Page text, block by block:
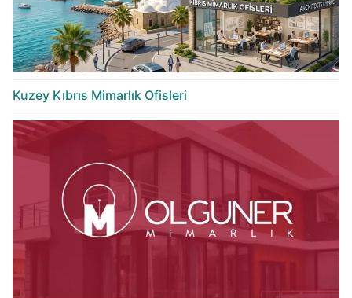
Kuzey Kıbrıs Mimarlık Ofisleri